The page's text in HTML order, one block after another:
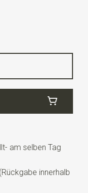
am selben Tag
innerhalb